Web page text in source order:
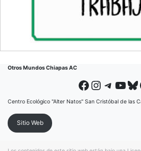
Otros Mundos Chiapas AC
Facebook Instagram Telegram YouTube Bluesky
Centro Ecológico "Alter Natos" San Cristóbal de las
Sitio Web